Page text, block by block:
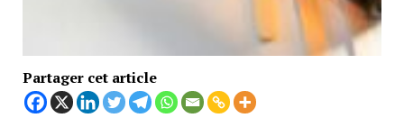
Partager cet article